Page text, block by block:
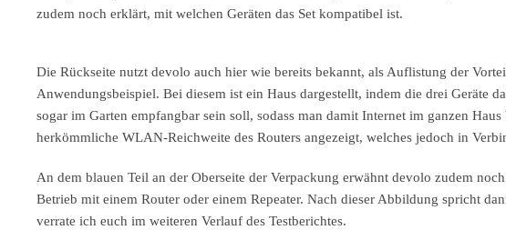
zudem noch erklärt, mit welchen Geräten das Set kompatibel ist.
Die Rückseite nutzt devolo auch hier wie bereits bekannt, als Auflistung der
Anwendungsbeispiel. Bei diesem ist ein Haus dargestellt, indem die drei Geräte
sogar im Garten empfangbar sein soll, sodass man damit Internet im ganzen
herkömmliche WLAN-Reichweite des Routers angezeigt, welches jedoch in
An dem blauen Teil an der Oberseite der Verpackung erwähnt devolo zudem
Betrieb mit einem Router oder einem Repeater. Nach dieser Abbildung spricht
verrate ich euch im weiteren Verlauf des Testberichtes.